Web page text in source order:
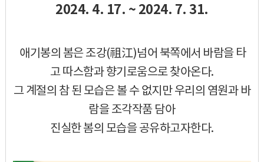
2024. 4. 17. ~ 2024. 7. 31.
애기봉의 봄은 조강(祖江)넘어 북쪽에서 바람을 타
고 따스함과 향기로움으로 찾아온다.
그 계절의 참 된 모습은 볼 수 없지만 우리의 염원과 바
람을 조각작품 담아
진실한 봄의 모습을 공유하고자한다.